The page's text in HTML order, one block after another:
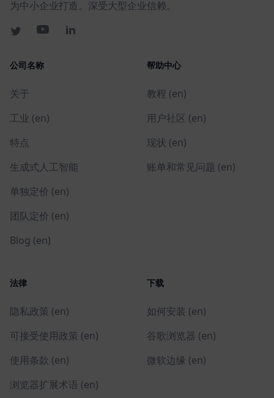
为中小企业打造。深受大型企业信赖。
公司名称
关于
工业 (en)
特点
生成式人工智能
单独定价 (en)
团队定价 (en)
Blog (en)
帮助中心
教程 (en)
用户社区 (en)
现状 (en)
账单和常见问题 (en)
法律
隐私政策 (en)
可接受使用政策 (en)
使用条款 (en)
浏览器扩展术语 (en)
下载
如何安装 (en)
谷歌浏览器 (en)
微软边缘 (en)